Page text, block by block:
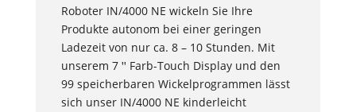
Roboter IN/4000 NE wickeln Sie Ihre
Produkte autonom bei einer geringen
Ladezeit von nur ca. 8 – 10 Stunden. Mit
unserem 7 ꞌꞌ Farb-Touch Display und den
99 speicherbaren Wickelprogrammen lässt
sich unser IN/4000 NE kinderleicht